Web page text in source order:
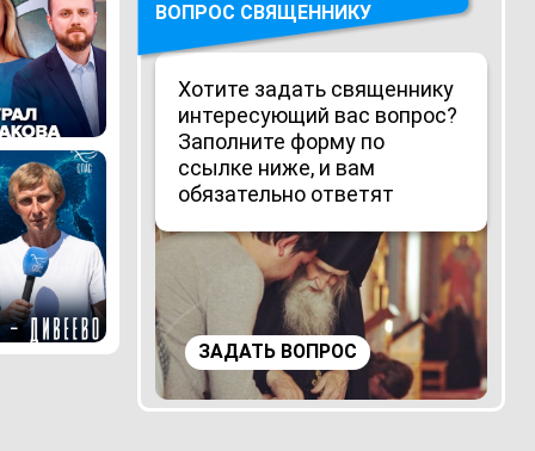
ВОПРОС СВЯЩЕННИКУ
Хотите задать священнику
интересующий вас вопрос?
Заполните форму по
ссылке ниже, и вам
обязательно ответят
ЗАДАТЬ ВОПРОС